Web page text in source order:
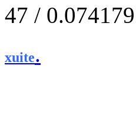
47 /
xuite.